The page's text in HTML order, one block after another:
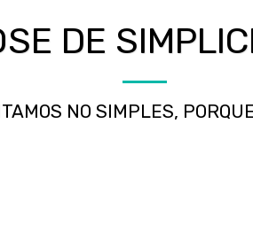
DE
NO SIMPLES,